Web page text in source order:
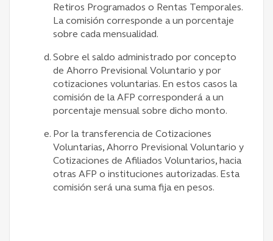
Retiros Programados o Rentas Temporales.
La comisión corresponde a un porcentaje
sobre cada mensualidad.
Sobre el saldo administrado por concepto
de Ahorro Previsional Voluntario y por
cotizaciones voluntarias. En estos casos la
comisión de la AFP corresponderá a un
porcentaje mensual sobre dicho monto.
Por la transferencia de Cotizaciones
Voluntarias, Ahorro Previsional Voluntario y
Cotizaciones de Afiliados Voluntarios, hacia
otras AFP o instituciones autorizadas. Esta
comisión será una suma fija en pesos.